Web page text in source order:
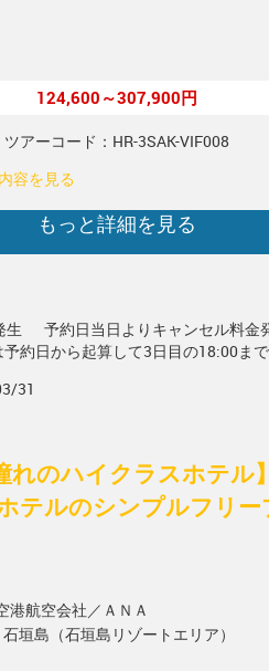
124,600～307,900円
ツアーコード：HR-3SAK-VIF008
容を見る
もっと詳細を見る
生
予約日当日よりキャンセル料金
約日から起算して3日目の18:00ま
31
れのハイクラスホテル
テルのシンプルフリ
港航空会社／ＡＮＡ
垣島（石垣島リゾートエリア）